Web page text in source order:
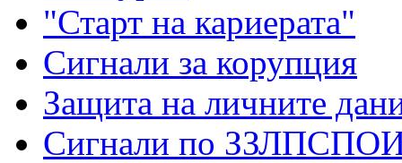
"Старт на кариерата"
Сигнали за корупция
Защита на личните
Сигнали по